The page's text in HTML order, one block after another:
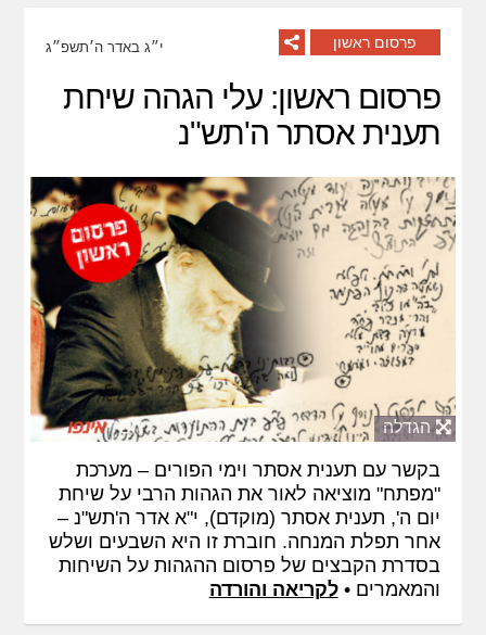
פרסום ראשון י״ג באדר ה׳תשפ״ג
פרסום ראשון: עלי הגהה שיחת
תענית אסתר ה'תש"נ
הגדלה
בקשר עם תענית אסתר וימי הפורים – מערכת
"מפתח" מוציאה לאור את הגהות הרבי על שיחת
יום ה', תענית אסתר (מוקדם), י"א אדר ה'תש"נ –
אחר תפלת המנחה. חוברת זו היא השבעים ושלש
בסדרת הקבצים של פרסום ההגהות על השיחות
והמאמרים •לקריאה והורדה